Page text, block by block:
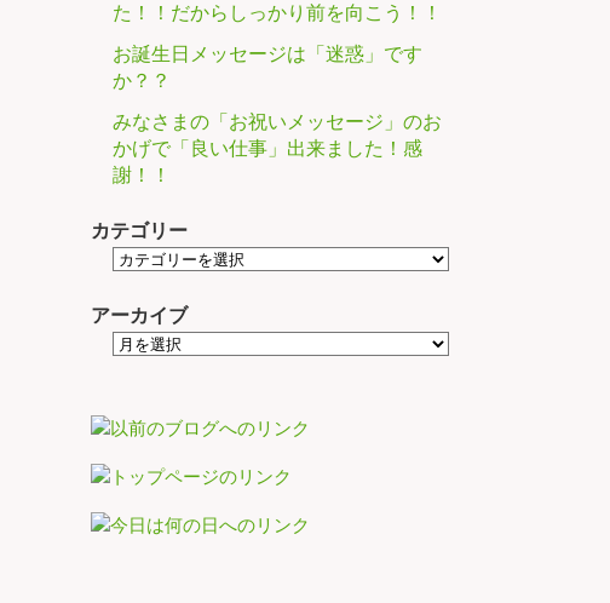
た！！だからしっかり前を向こう！！
お誕生日メッセージは「迷惑」です
か？？
みなさまの「お祝いメッセージ」のお
かげで「良い仕事」出来ました！感
謝！！
カテゴリー
アーカイブ